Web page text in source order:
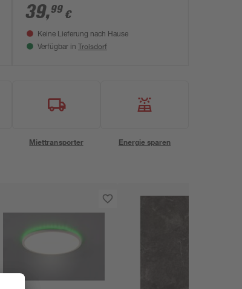
29,5 x 5,8 x 29,5 cm
39,99 €
Keine Lieferung nach Hause
Verfügbar in Troisdorf
Miettransporter Energie sparen